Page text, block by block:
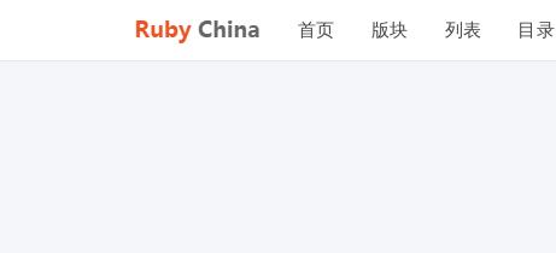
首页 版块 列表 目录